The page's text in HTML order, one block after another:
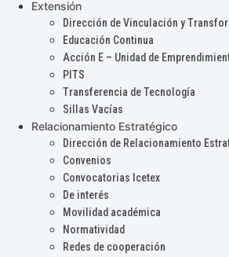
Extensión
Dirección de Vinculación y
Educación Continua
Acción E – Unidad de
PITS
Transferencia de Tecnología
Sillas Vacías
Relacionamiento Estratégico
Dirección de Relacionamiento
Convenios
Convocatorias Icetex
De interés
Movilidad académica
Normatividad
Redes de cooperación